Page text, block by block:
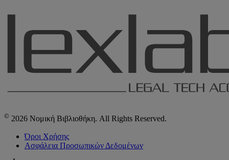
© 2026 Νομική Βιβλιοθήκη. All Rights Reserved.
Όροι Χρήσης
Ασφάλεια Προσωπικών Δεδομένων